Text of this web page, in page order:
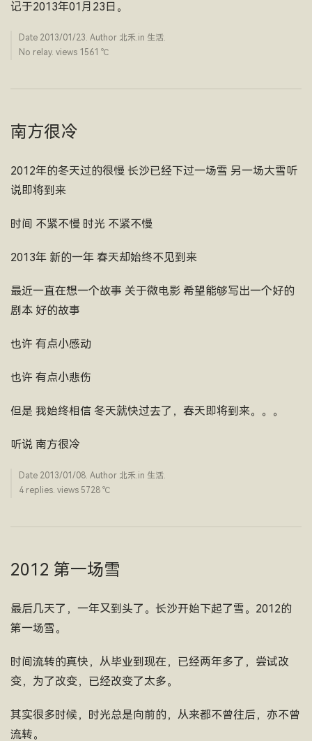
记于2013年01月23日。
Date 2013/01/23. Author 北禾.in 生活.
No relay. views 1561 ­℃
南方很冷
2012年的冬天过的很慢 长沙已经下过一场雪 另一场大雪听
说即将到来
时间 不紧不慢 时光 不紧不慢
2013年 新的一年 春天却始终不见到来
最近一直在想一个故事 关于微电影 希望能够写出一个好的
剧本 好的故事
也许 有点小感动
也许 有点小悲伤
但是 我始终相信 冬天就快过去了，春天即将到来。。。
听说 南方很冷
Date 2013/01/08. Author 北禾.in 生活.
4 replies. views 5728 ­℃
2012 第一场雪
最后几天了，一年又到头了。长沙开始下起了雪。2012的
第一场雪。
时间流转的真快，从毕业到现在，已经两年多了，尝试改
变，为了改变，已经改变了太多。
其实很多时候，时光总是向前的，从来都不曾往后，亦不曾
流转。